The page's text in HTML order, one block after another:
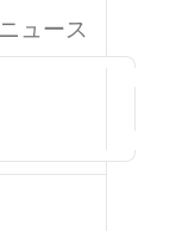
ュース